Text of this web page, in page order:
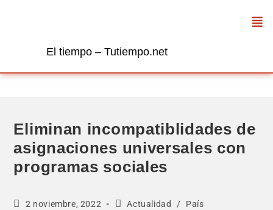
El tiempo – Tutiempo.net
Eliminan incompatiblidades de
asignaciones universales con
programas sociales
2 noviembre, 2022 Actualidad / País